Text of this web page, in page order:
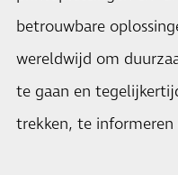
betrouwbare
wereldwijd om
te gaan en
trekken, te informeren